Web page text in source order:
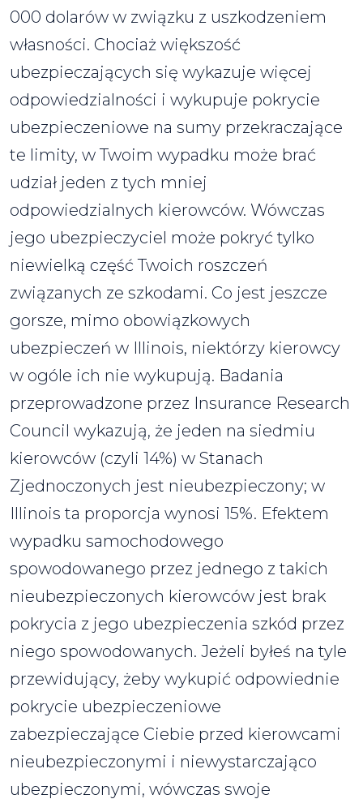
000 dolarów w związku z uszkodzeniem
własności. Chociaż większość
ubezpieczających się wykazuje więcej
odpowiedzialności i wykupuje pokrycie
ubezpieczeniowe na sumy przekraczające
te limity, w Twoim wypadku może brać
udział jeden z tych mniej
odpowiedzialnych kierowców. Wówczas
jego ubezpieczyciel może pokryć tylko
niewielką część Twoich roszczeń
związanych ze szkodami. Co jest jeszcze
gorsze, mimo obowiązkowych
ubezpieczeń w Illinois, niektórzy kierowcy
w ogóle ich nie wykupują. Badania
przeprowadzone przez Insurance Research
Council wykazują, że jeden na siedmiu
kierowców (czyli 14%) w Stanach
Zjednoczonych jest nieubezpieczony; w
Illinois ta proporcja wynosi 15%. Efektem
wypadku samochodowego
spowodowanego przez jednego z takich
nieubezpieczonych kierowców jest brak
pokrycia z jego ubezpieczenia szkód przez
niego spowodowanych. Jeżeli byłeś na tyle
przewidujący, żeby wykupić odpowiednie
pokrycie ubezpieczeniowe
zabezpieczające Ciebie przed kierowcami
nieubezpieczonymi i niewystarczająco
ubezpieczonymi, wówczas swoje